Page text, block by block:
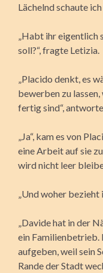
Lächelnd schaute ich
„Habt ihr eigentlich
soll?“, fragte Letizia.
„Placido denkt, es
bewerben zu
fertig sind“,
„Ja“, kam es von
eine Arbeit auf sie
wird nicht leer
„Und woher
„Davide hat in der
ein Familienbetrieb.
aufgeben, weil sein
Rande der Stadt